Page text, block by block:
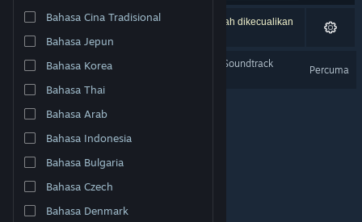
Ubah bahasa
Dapatkan Steam Mobile App
Lihat laman web desktop
Bahasa Cina Tradisional
Bahasa Jepun
Bahasa Korea
Bahasa Thai
Bahasa Arab
Bahasa Indonesia
Bahasa Bulgaria
Bahasa Czech
Bahasa Denmark
1 hasil sepadan dengan carian anda. 2 tajuk telah dikecualikan
berdasarkan pilihan anda.
Dread X Collection Year 1 Soundtrack
Percuma